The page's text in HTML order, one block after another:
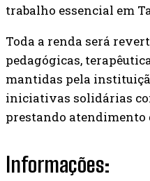
trabalho essencial em
Toda a renda será
pedagógicas,
mantidas pela
iniciativas solidárias
prestando atendimento
Informações: